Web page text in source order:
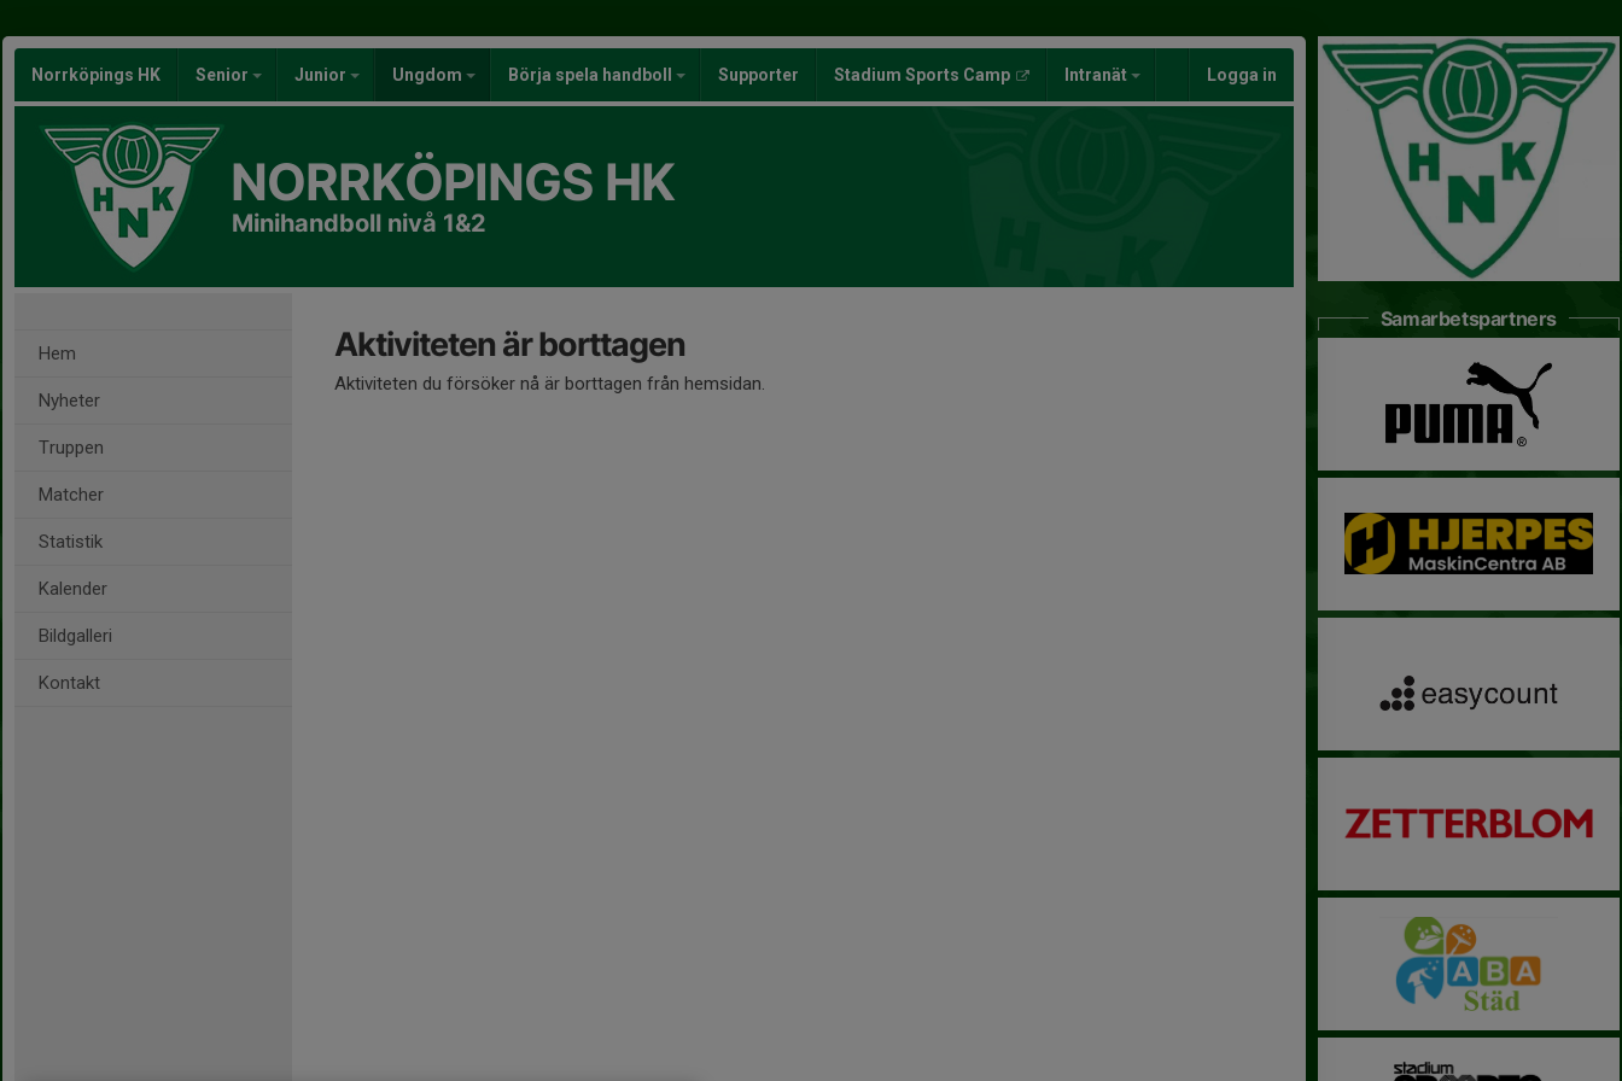
Norrköpings HK Senior Junior Ungdom Börja spela handboll Supporter Stadium Sports Camp Intranät Logga in
NORRKÖPINGS HK
Minihandboll nivå 1&2
Hem
Nyheter
Truppen
Matcher
Statistik
Kalender
Bildgalleri
Kontakt
Aktiviteten är borttagen
Aktiviteten du försöker nå är borttagen från hemsidan.
Samarbetspartners